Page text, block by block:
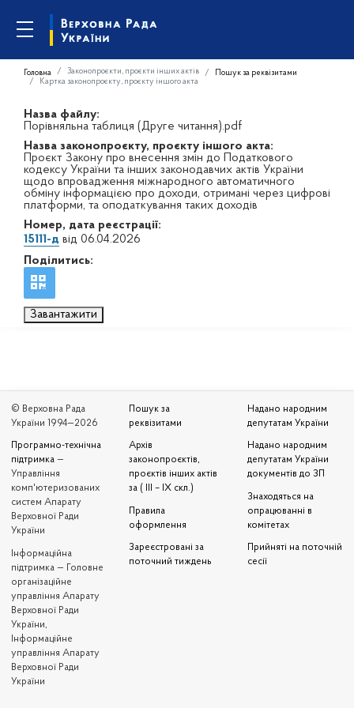
Головна Законопроєкти, проєкти інших актів
Пошук за реквізитами
Картка законопроєкту, проєкту іншого акта
Назва файлу:
Порівняльна таблиця (Друге читання).pdf
Назва законопроєкту, проєкту іншого акта:
Проєкт Закону про внесення змін до Податкового
кодексу України та інших законодавчих актів України
щодо впровадження міжнародного автоматичного
обміну інформацією про доходи, отримані через цифрові
платформи, та оподаткування таких доходів
Номер, дата реєстрації:
15111-д від 06.04.2026
Поділитись:
Завантажити
© Верховна Рада
України 1994—2026
Програмно-технічна
підтримка —
Управління
комп'ютеризованих
систем Апарату
Верховної Ради
України
Iнформаційна
підтримка — Головне
організаційне
управління Апарату
Верховної Ради
України,
Інформаційне
управління Апарату
Верховної Ради
України
Пошук за
реквізитами
Архів
законопроєктів,
проєктів інших актів
за ( III – IX скл.)
Правила
оформлення
Зареєстровані за
поточний тиждень
Надано народним
депутатам України
Надано народним
депутатам України
документів до ЗП
Знаходяться на
опрацюванні в
комітетах
Прийняті на поточній
сесії